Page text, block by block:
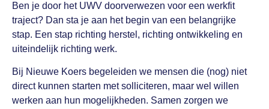
Ben je door het UWV doorverwezen voor een werkfit
traject? Dan sta je aan het begin van een belangrijke
stap. Een stap richting herstel, richting ontwikkeling en
uiteindelijk richting werk.
Bij Nieuwe Koers begeleiden we mensen die (nog) niet
direct kunnen starten met solliciteren, maar wel willen
werken aan hun mogelijkheden. Samen zorgen we